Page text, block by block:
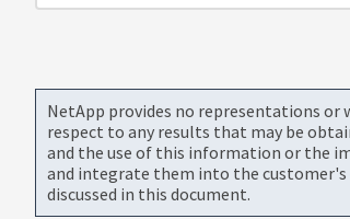
NetApp provides no representations
respect to any results that may be
and the use of this information or the
and integrate them into the
discussed in this document.